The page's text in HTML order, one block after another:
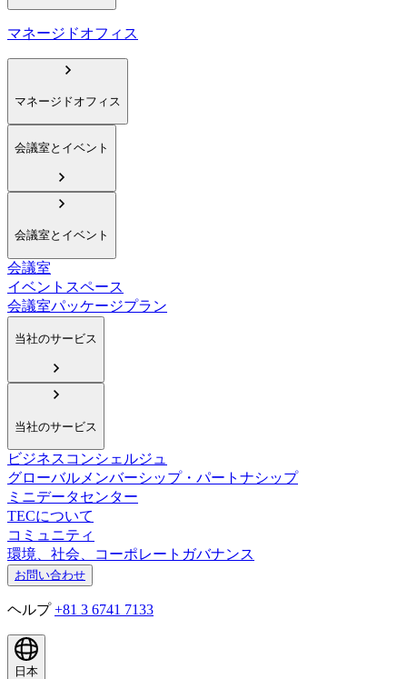
マネージドオフィス
マネージドオフィス
会議室とイベント
会議室とイベント
会議室
イベントスペース
会議室パッケージプラン
当社のサービス
当社のサービス
ビジネスコンシェルジュ
グローバルメンバーシップ・パートナシップ
ミニデータセンター
TECについて
コミュニティ
環境、社会、コーポレートガバナンス
お問い合わせ
ヘルプ +81 3 6741 7133
日本